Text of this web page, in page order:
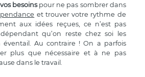
besoins pour ne pas sombrer dans
et trouver votre rythme de
aux idées reçues, ce n’est pas
qu’on reste chez soi les
Au contraire ! On a parfois
plus que nécessaire et à ne pas
dans le travail.